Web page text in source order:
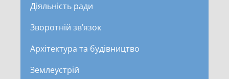
Діяльність ради
Зворотній зв’язок
Архітектура та будівництво
Землеустрій